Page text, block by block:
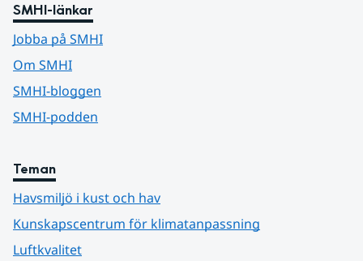
SMHI-länkar
Jobba på SMHI
Om SMHI
SMHI-bloggen
SMHI-podden
Teman
Havsmiljö i kust och hav
Kunskapscentrum för klimatanpassning
Luftkvalitet